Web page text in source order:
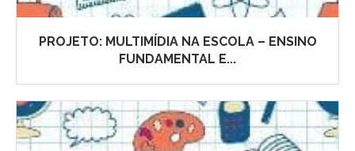
PROJETO: MULTIMÍDIA NA ESCOLA – ENSINO
FUNDAMENTAL E...